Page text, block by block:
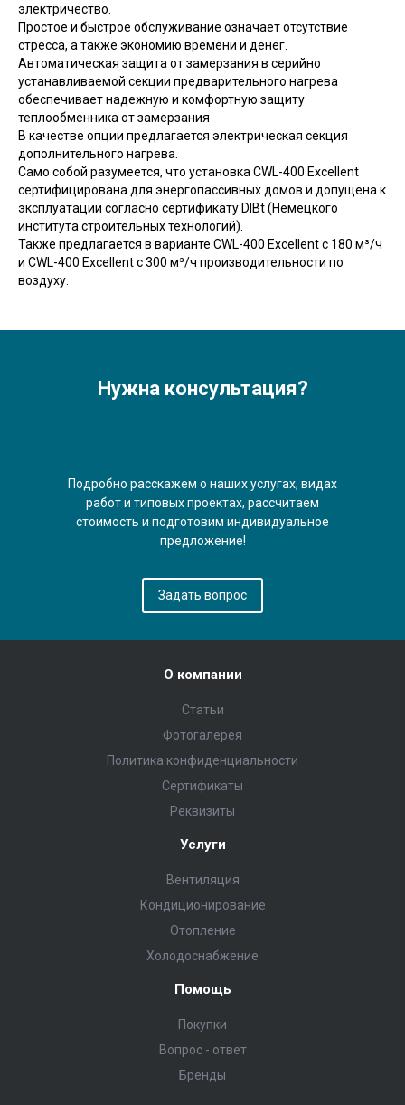
электричество.
Простое и быстрое обслуживание означает отсутствие
стресса, а также экономию времени и денег.
Автоматическая защита от замерзания в серийно
устанавливаемой секции предварительного нагрева
обеспечивает надежную и комфортную защиту
теплообменника от замерзания
В качестве опции предлагается электрическая секция
дополнительного нагрева.
Само собой разумеется, что установка CWL-400 Excellent
сертифицирована для энергопассивных домов и допущена к
эксплуатации согласно сертификату DIBt (Немецкого
института строительных технологий).
Также предлагается в варианте CWL-400 Excellent c 180 м³/ч
и CWL-400 Excellent с 300 м³/ч производительности по
воздуху.
Нужна консультация?
Подробно расскажем о наших услугах, видах
работ и типовых проектах, рассчитаем
стоимость и подготовим индивидуальное
предложение!
Задать вопрос
О компании
Статьи
Фотогалерея
Политика конфиденциальности
Сертификаты
Реквизиты
Услуги
Вентиляция
Кондиционирование
Отопление
Холодоснабжение
Помощь
Покупки
Вопрос - ответ
Бренды